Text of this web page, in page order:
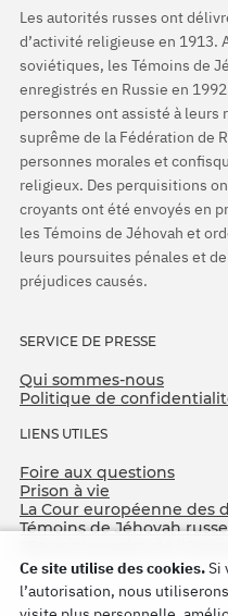
Les autorités russes ont
d’activité religieuse en 1913.
soviétiques, les Témoins de
enregistrés en Russie en
personnes ont assisté à leurs
suprême de la Fédération de
personnes morales et
religieux. Des perquisitions
croyants ont été envoyés en
les Témoins de Jéhovah et
leurs poursuites pénales et
préjudices causés.
SERVICE DE PRESSE
Qui sommes-nous
Politique de
LIENS UTILES
Foire aux questions
Prison à vie
La Cour européenne des
Témoins de Jéhovah
Ce site utilise des cookies.Si
l’autorisation, nous